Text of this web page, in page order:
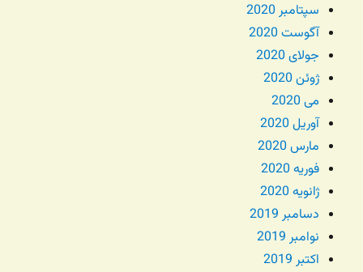
سپتامبر 2020
آگوست 2020
جولای 2020
ژوئن 2020
می 2020
آوریل 2020
مارس 2020
فوریه 2020
ژانویه 2020
دسامبر 2019
نوامبر 2019
اکتبر 2019